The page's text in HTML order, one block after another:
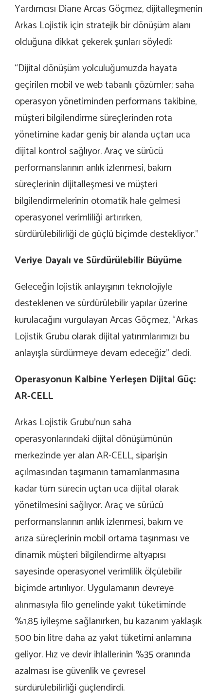
Yardımcısı Diane Arcas Göçmez, dijitalleşmenin
Arkas Lojistik için stratejik bir dönüşüm alanı
olduğuna dikkat çekerek şunları söyledi:
“Dijital dönüşüm yolculuğumuzda hayata
geçirilen mobil ve web tabanlı çözümler; saha
operasyon yönetiminden performans takibine,
müşteri bilgilendirme süreçlerinden rota
yönetimine kadar geniş bir alanda uçtan uca
dijital kontrol sağlıyor. Araç ve sürücü
performanslarının anlık izlenmesi, bakım
süreçlerinin dijitalleşmesi ve müşteri
bilgilendirmelerinin otomatik hale gelmesi
operasyonel verimliliği artırırken,
sürdürülebilirliği de güçlü biçimde destekliyor.”
Veriye Dayalı ve Sürdürülebilir Büyüme
Geleceğin lojistik anlayışının teknolojiyle
desteklenen ve sürdürülebilir yapılar üzerine
kurulacağını vurgulayan Arcas Göçmez, “Arkas
Lojistik Grubu olarak dijital yatırımlarımızı bu
anlayışla sürdürmeye devam edeceğiz” dedi.
Operasyonun Kalbine Yerleşen Dijital Güç:
AR-CELL
Arkas Lojistik Grubu’nun saha
operasyonlarındaki dijital dönüşümünün
merkezinde yer alan AR-CELL, siparişin
açılmasından taşımanın tamamlanmasına
kadar tüm sürecin uçtan uca dijital olarak
yönetilmesini sağlıyor. Araç ve sürücü
performanslarının anlık izlenmesi, bakım ve
arıza süreçlerinin mobil ortama taşınması ve
dinamik müşteri bilgilendirme altyapısı
sayesinde operasyonel verimlilik ölçülebilir
biçimde artırılıyor. Uygulamanın devreye
alınmasıyla filo genelinde yakıt tüketiminde
%1,85 iyileşme sağlanırken, bu kazanım yaklaşık
500 bin litre daha az yakıt tüketimi anlamına
geliyor. Hız ve devir ihlallerinin %35 oranında
azalması ise güvenlik ve çevresel
sürdürülebilirliği güçlendirdi.